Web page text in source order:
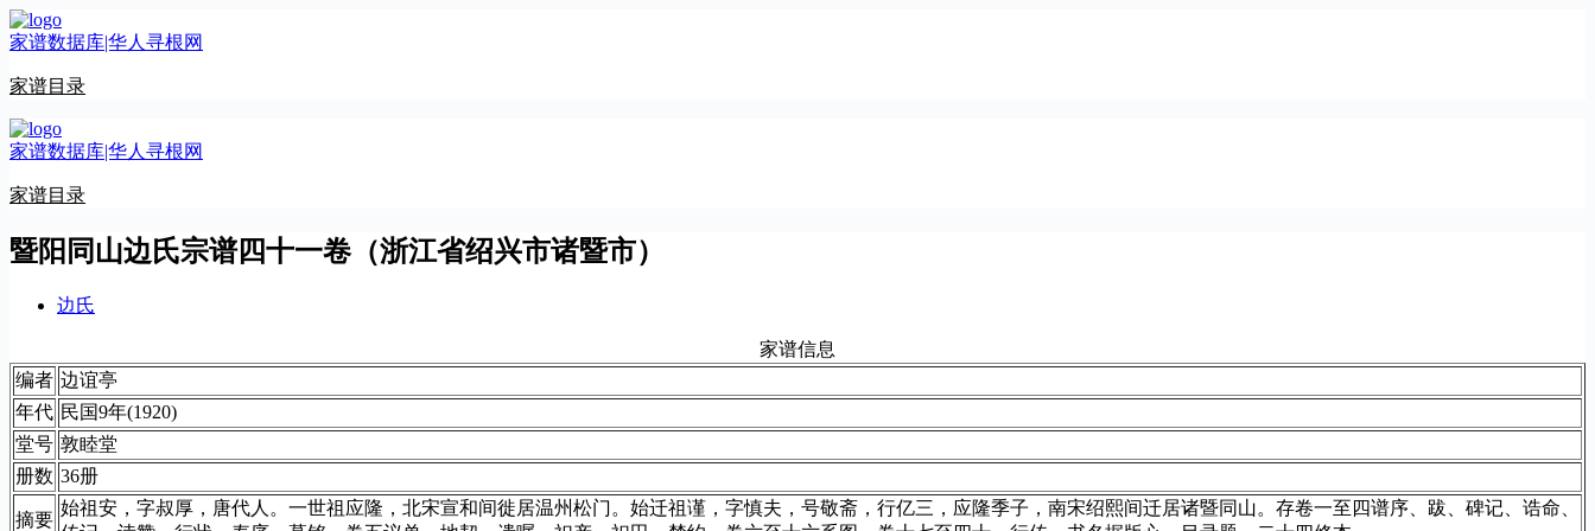
跳
至
容
家谱数据库|华人寻根网
家谱目录
家谱数据库|华人寻根网
家谱目录
暨阳同山边氏宗谱四十一卷（浙江省绍兴市诸暨市）
边氏
家谱信息
编者 边谊亭
年代 民国9年(1920)
堂号 敦睦堂
册数 36册
摘要
始祖安，字叔厚，唐代人。一世祖应隆，北宋宣和间徙居温州松门。始迁祖谨，字慎夫，号敬斋，行亿三，应隆季子，南宋绍熙间迁居诸暨同山。存卷一至四谱序、跋、碑记、诰命、